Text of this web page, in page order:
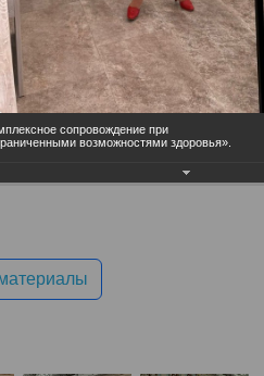
сопровождение при
возможностями здоровья».